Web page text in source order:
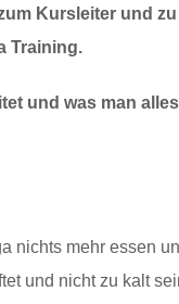
Kursleiter und
Training.
und was man
nichts mehr essen
und nicht zu kalt